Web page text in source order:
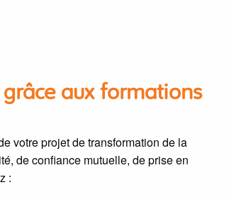
aux formations
votre projet de transformation de la
de confiance mutuelle, de prise en
: